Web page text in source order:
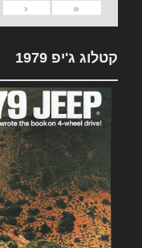
«
‹
קטלוג ג'יפ 1979